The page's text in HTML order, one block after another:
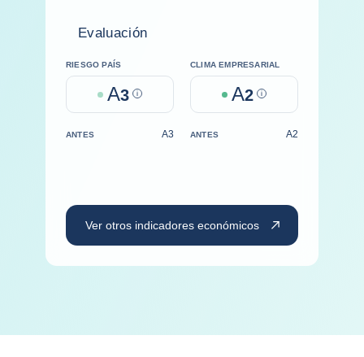
Evaluación
RIESGO PAÍS
A3 Help
CLIMA EMPRESARIAL
A2 Help
ANTES A3 ANTES A2
Ver otros indicadores económicos